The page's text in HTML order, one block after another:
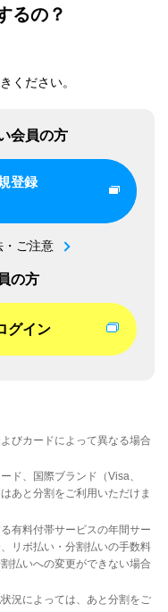
るの？
ください。
会員の方
登録
・ご注意
の方
グイン
びカードによって異なる場合
ド、国際ブランド（Visa、
あと分割をご利用いただけま
有料付帯サービスの年間サー
リボ払い・分割払いの手数料
払いへの変更ができない場合
況によっては、あと分割をご